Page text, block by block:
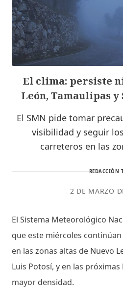
El clima: persiste
León, Tamaulipas y
El SMN pide tomar
visibilidad y seguir
carreteros en las
REDACCIÓN
2 DE MARZO
El Sistema Meteorológico
que este miércoles
en las zonas altas de Nuevo
Luis Potosí, y en las
mayor densidad.